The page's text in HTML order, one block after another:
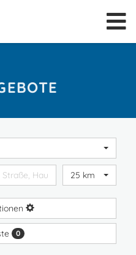
25 km
0